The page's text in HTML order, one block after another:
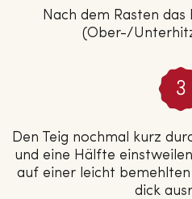
Nach dem Rasten das
(Ober-/
Den Teig nochmal kurz
und eine Hälfte
auf einer leicht
dick